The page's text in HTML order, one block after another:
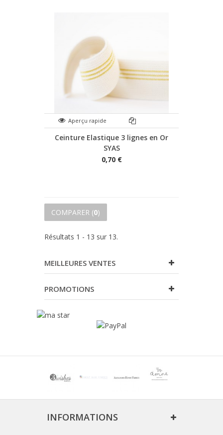
Aperçu rapide
Ceinture Elastique 3 lignes en Or
SYAS
0,70 €
COMPARER (0)
Résultats 1 - 13 sur 13.
MEILLEURES VENTES
PROMOTIONS
INFORMATIONS